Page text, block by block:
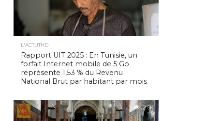
L'ACTUTHD
Rapport UIT 2025 : En Tunisie, un
forfait Internet mobile de 5 Go
représente 1,53 % du Revenu
National Brut par habitant par mois
2.5K